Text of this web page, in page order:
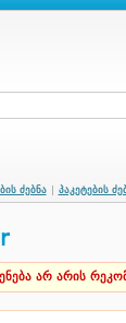
ძებნა პაკეტების
არ არის